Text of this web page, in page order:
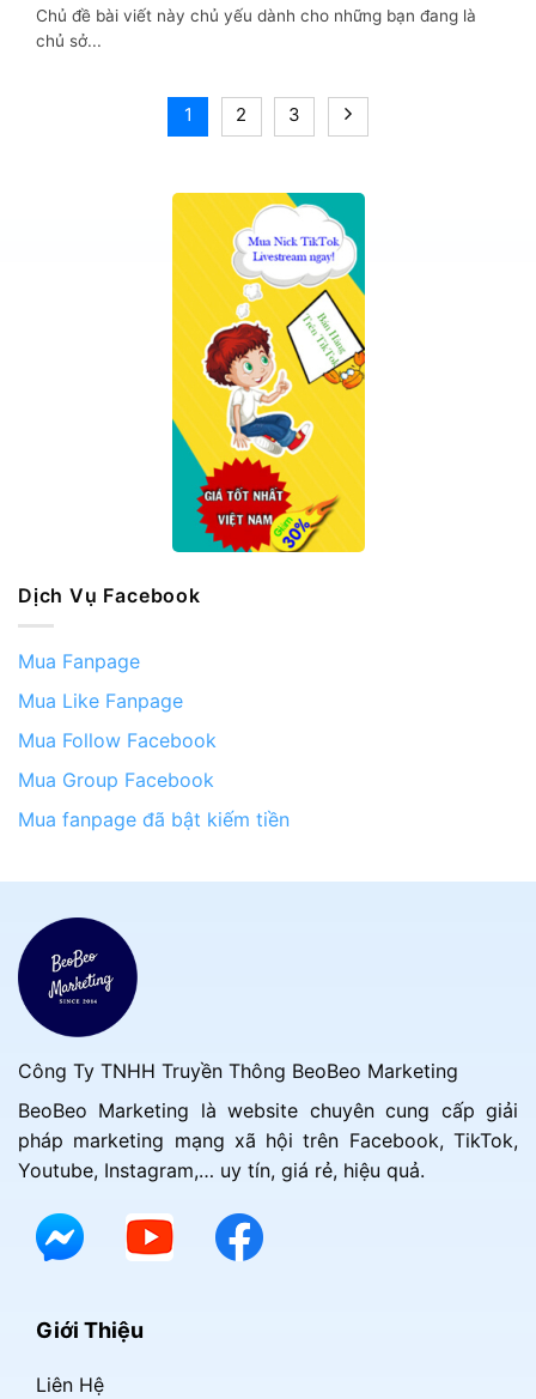
Chủ đề bài viết này chủ yếu dành cho những bạn đang là
chủ sở...
1 2 3
Dịch Vụ Facebook
Mua Fanpage
Mua Like Fanpage
Mua Follow Facebook
Mua Group Facebook
Mua fanpage đã bật kiếm tiền
Công Ty TNHH Truyền Thông BeoBeo Marketing
BeoBeo Marketing là website chuyên cung cấp giải
pháp marketing mạng xã hội trên Facebook, TikTok,
Youtube, Instagram,… uy tín, giá rẻ, hiệu quả.
Giới Thiệu
Liên Hệ